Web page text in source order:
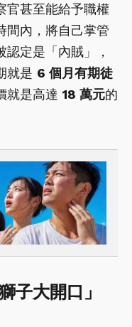
官甚至能給予職權
間內，將自己掌管
定是「內賊」，
就是 6 個月有期徒
就是高達 18 萬元的
子大開口」